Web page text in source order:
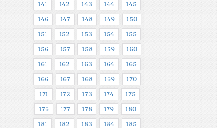
141 142 143 144 145
146 147 148 149 150
151 152 153 154 155
156 157 158 159 160
161 162 163 164 165
166 167 168 169 170
171 172 173 174 175
176 177 178 179 180
181 182 183 184 185